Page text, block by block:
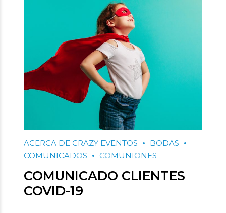
ACERCA DE CRAZY EVENTOS
BODAS
COMUNICADOS
COMUNIONES
COMUNICADO CLIENTES
COVID-19